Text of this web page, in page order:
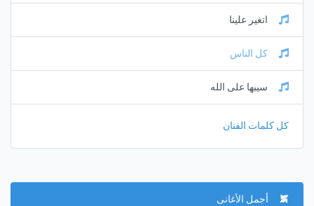
اتغير علينا
كل الناس
سيبها على الله
كل كلمات الفنان
أجمل الأغانى